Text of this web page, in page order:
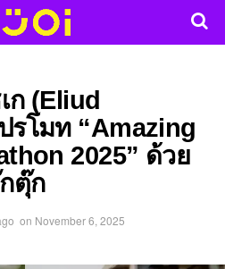
ก (Eliud
รโมท “Amazing
2025” ด้วย
ตุ๊ก
on November 6, 2025